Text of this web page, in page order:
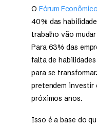
O Fórum
40% das
trabalho vão
Para 63% das
falta de
para se
pretendem investir
próximos anos.
Isso é a base do